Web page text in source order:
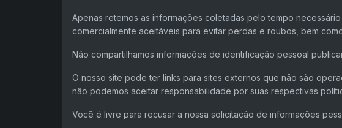
Apenas retemos as informações coletadas pelo tempo
comercialmente aceitáveis ​​para evitar perdas e roubos, bem
Não compartilhamos informações de identificação pessoal
O nosso site pode ter links para sites externos que não são
não podemos aceitar responsabilidade por suas respectivas
Você é livre para recusar a nossa solicitação de informações